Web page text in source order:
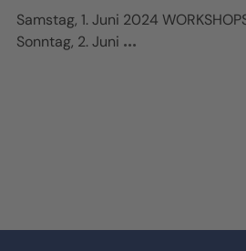
Samstag, 1. Juni 2024
Sonntag, 2. Juni